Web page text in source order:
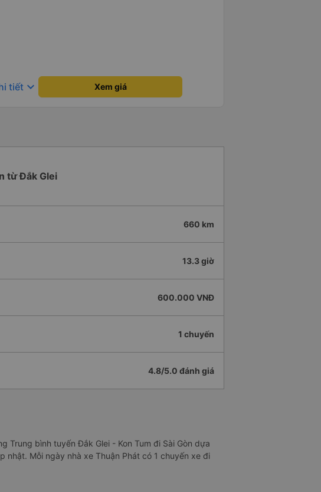
tiết keyboard_arrow_down Xem giá
từ Đắk Glei
660 km
13.3 giờ
600.000 VNĐ
1 chuyến
4.8/5.0 đánh giá
Trung bình tuyến Đắk Glei - Kon Tum đi Sài Gòn dựa
Mỗi ngày nhà xe Thuận Phát có 1 chuyến xe đi